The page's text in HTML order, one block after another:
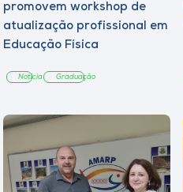
promovem workshop de
atualização profissional em
Educação Física
Notícia Graduação